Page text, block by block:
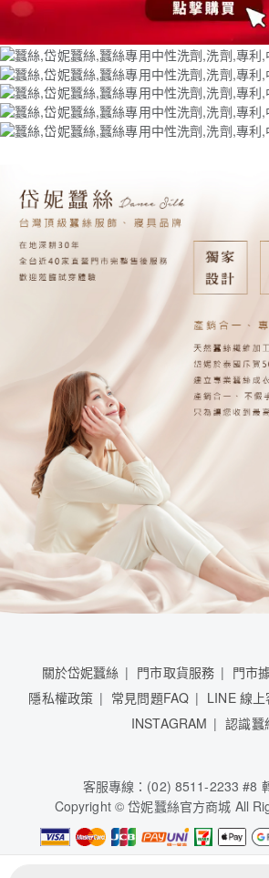
關於岱妮蠶絲 門市取貨服務 門市
隱私權政策
常見問題FAQ LINE 線上
INSTAGRAM
認識蠶
客服專線：(02) 8511-2233 #8
Copyright © 岱妮蠶絲官方商城 All